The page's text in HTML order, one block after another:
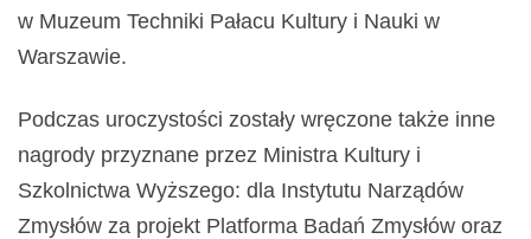
w Muzeum Techniki Pałacu Kultury i Nauki w
Warszawie.
Podczas uroczystości zostały wręczone także inne
nagrody przyznane przez Ministra Kultury i
Szkolnictwa Wyższego: dla Instytutu Narządów
Zmysłów za projekt Platforma Badań Zmysłów oraz